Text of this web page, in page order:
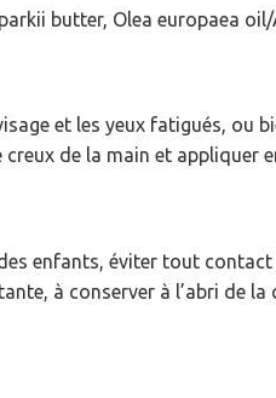
butter, Olea europaea
et les yeux fatigués, ou
de la main et appliquer
enfants, éviter tout
à conserver à l’abri de la